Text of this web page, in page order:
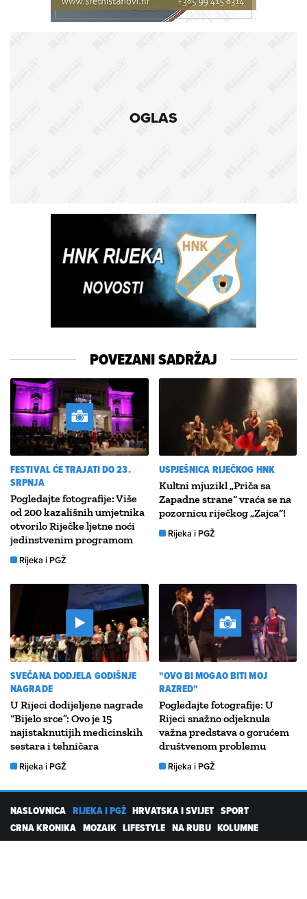
OGLAS
POVEZANI SADRŽAJ
FESTIVAL ĆE TRAJATI DO 23.
SRPNJA
Pogledajte fotografije: Više
od 200 kazališnih umjetnika
otvorilo Riječke ljetne noći
jedinstvenim programom
Rijeka i PGŽ
USPJEŠNICA RIJEČKOG HNK
Kultni mjuzikl „Priča sa
Zapadne strane“ vraća se na
pozornicu riječkog „Zajca“!
Rijeka i PGŽ
SVEČANA DODJELA GODIŠNJE
NAGRADE
U Rijeci dodijeljene nagrade
“Bijelo srce”: Ovo je 15
najistaknutijih medicinskih
sestara i tehničara
Rijeka i PGŽ
"OVO BI MOGAO BITI MOJ
RAZRED"
Pogledajte fotografije: U
Rijeci snažno odjeknula
važna predstava o gorućem
društvenom problemu
Rijeka i PGŽ
NASLOVNICA RIJEKA I PGŽ HRVATSKA I SVIJET SPORT
CRNA KRONIKA MOZAIK LIFESTYLE NA RUBU KOLUMNE
PROMO